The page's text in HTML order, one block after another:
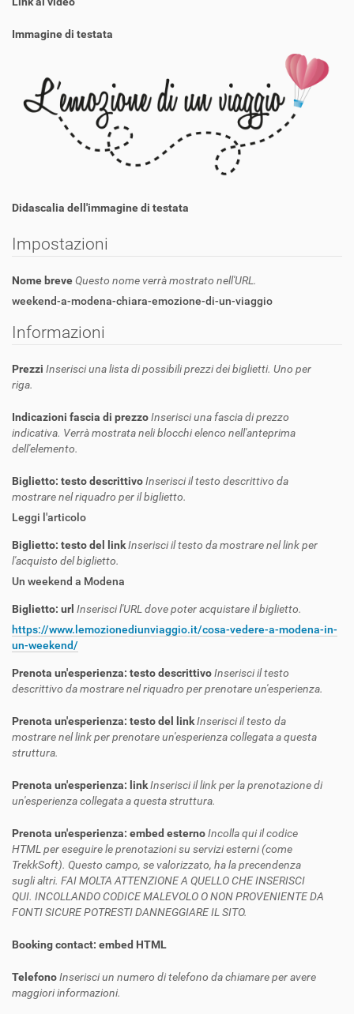
Immagine di testata
Didascalia dell'immagine di testata
Impostazioni
Nome breveQuesto nome verrà mostrato nell'URL.
weekend-a-modena-chiara-emozione-di-un-viaggio
Informazioni
Prezzi Inserisci una lista di possibili prezzi dei biglietti. Uno per
riga.
Indicazioni fascia di prezzoInserisci una fascia di prezzo
indicativa. Verrà mostrata neli blocchi elenco nell'anteprima
dell'elemento.
Biglietto: testo descrittivoInserisci il testo descrittivo da
mostrare nel riquadro per il biglietto.
Leggi l'articolo
Biglietto: testo del linkInserisci il testo da mostrare nel link per
l'acquisto del biglietto.
Un weekend a Modena
Biglietto: url Inserisci l'URL dove poter acquistare il biglietto.
https://www.lemozionediunviaggio.it/cosa-vedere-a-modena-in-
un-weekend/
Prenota un'esperienza: testo descrittivoInserisci il testo
descrittivo da mostrare nel riquadro per prenotare un'esperienza.
Prenota un'esperienza: testo del linkInserisci il testo da
mostrare nel link per prenotare un'esperienza collegata a questa
struttura.
Prenota un'esperienza: linkInserisci il link per la prenotazione di
un'esperienza collegata a questa struttura.
Prenota un'esperienza: embed esternoIncolla qui il codice
HTML per eseguire le prenotazioni su servizi esterni (come
TrekkSoft). Questo campo, se valorizzato, ha la precendenza
sugli altri. FAI MOLTA ATTENZIONE A QUELLO CHE INSERISCI
QUI. INCOLLANDO CODICE MALEVOLO O NON PROVENIENTE DA
FONTI SICURE POTRESTI DANNEGGIARE IL SITO.
Booking contact: embed HTML
TelefonoInserisci un numero di telefono da chiamare per avere
maggiori informazioni.